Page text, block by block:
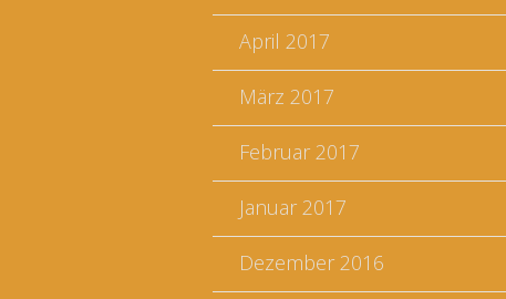
April 2017
März 2017
Februar 2017
Januar 2017
Dezember 2016